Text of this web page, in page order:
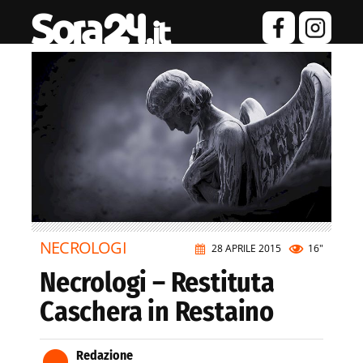
28 APRILE 2015 16"
NECROLOGI
Necrologi – Restituta
Caschera in Restaino
Redazione